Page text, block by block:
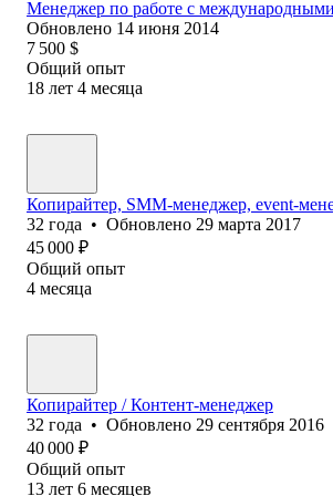
Менеджер по работе с
Обновлено 14 июня 2014
7 500 $
Общий опыт
18 лет 4 месяца
Копирайтер, SMM-менеджер, event-
32 года • Обновлено 29 марта 2017
45 000 ₽
Общий опыт
4 месяца
Копирайтер / Контент-менеджер
32 года • Обновлено 29 сентября 2016
40 000 ₽
Общий опыт
13 лет 6 месяцев